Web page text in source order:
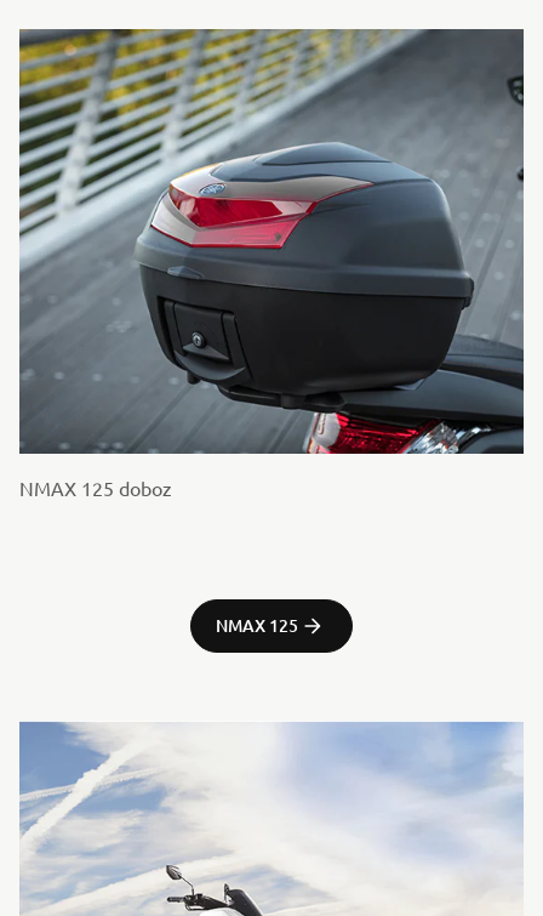
NMAX 125 doboz
NMAX 125